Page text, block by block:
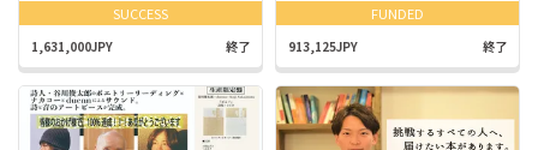
SUCCESS
1,631,000JPY 終了
FUNDED
913,125JPY 終了